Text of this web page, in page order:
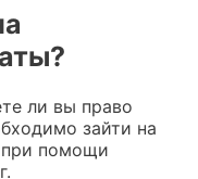
ли вы право
зайти на
при помощи